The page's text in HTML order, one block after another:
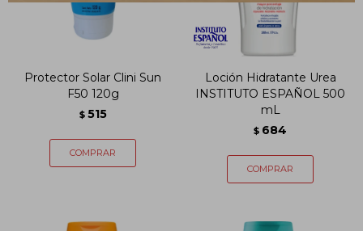
Protector Solar Clini Sun
F50 120g
$ 515
Loción Hidratante Urea
INSTITUTO ESPAÑOL 500
mL
$ 684